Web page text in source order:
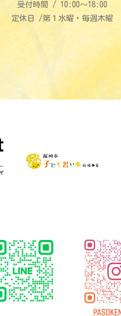
受付時間 / 10:00〜18:00
定休日 /第１水曜・毎週木曜